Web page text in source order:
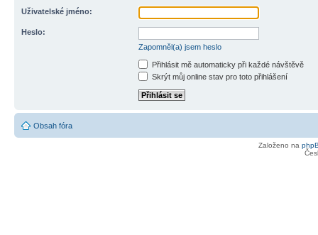
Uživatelské jméno:
Heslo:
Zapomněl(a) jsem heslo
Přihlásit mě automaticky při každé návštěvě
Skrýt můj online stav pro toto přihlášení
Obsah fóra
Založeno na